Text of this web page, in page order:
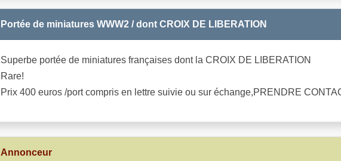
Portée de miniatures WWW2 / dont CROIX DE LIBERATION
Superbe portée de miniatures françaises dont la CROIX DE LIBERATION
Rare!
Prix 400 euros /port compris en lettre suivie ou sur échange,PRENDRE
Annonceur